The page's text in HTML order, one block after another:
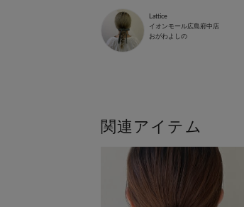
Lattice
イオンモール広島府中店
おがわよしの